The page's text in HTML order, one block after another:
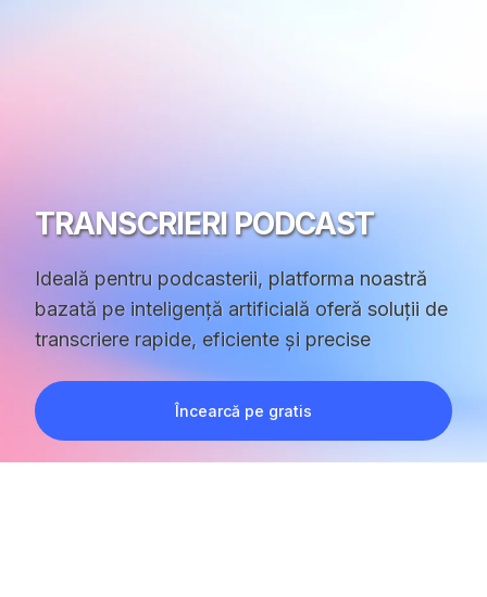
TRANSCRIERI PODCAST
Ideală pentru podcasterii, platforma noastră
bazată pe inteligență artificială oferă soluții de
transcriere rapide, eficiente și precise
Încearcă pe gratis